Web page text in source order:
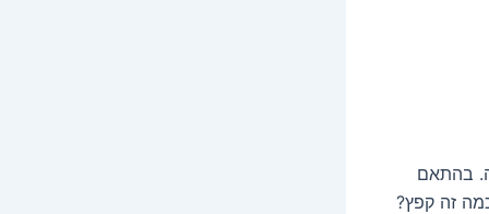
בהתאם
זה קפץ?